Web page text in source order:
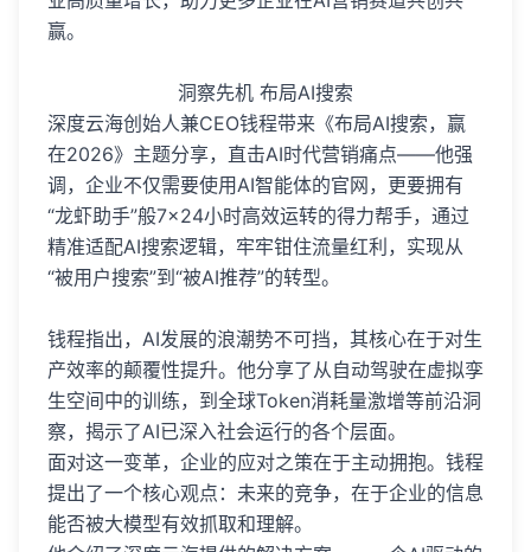
赢。
洞察先机 布局AI搜索
深度云海创始人兼CEO钱程带来《布局AI搜索，赢
在2026》主题分享，直击AI时代营销痛点——他强
调，企业不仅需要使用AI智能体的官网，更要拥有
“龙虾助手”般7×24小时高效运转的得力帮手，通过
精准适配AI搜索逻辑，牢牢钳住流量红利，实现从
“被用户搜索”到“被AI推荐”的转型。
钱程指出，AI发展的浪潮势不可挡，其核心在于对生
产效率的颠覆性提升。他分享了从自动驾驶在虚拟孪
生空间中的训练，到全球Token消耗量激增等前沿洞
察，揭示了AI已深入社会运行的各个层面。
面对这一变革，企业的应对之策在于主动拥抱。钱程
提出了一个核心观点：未来的竞争，在于企业的信息
能否被大模型有效抓取和理解。